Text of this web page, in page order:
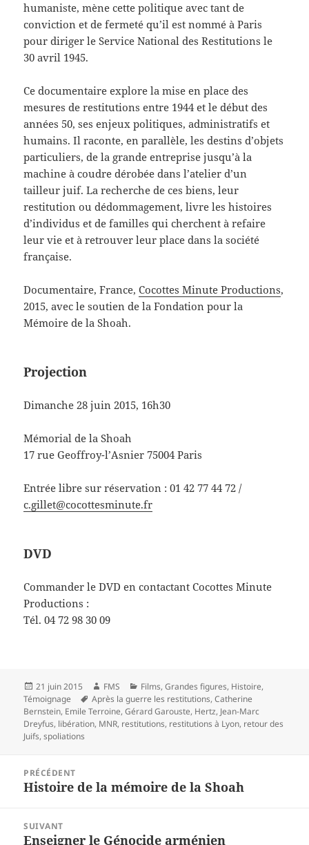
humaniste, mène cette politique avec tant de
conviction et de fermeté qu’il est nommé à Paris
pour diriger le Service National des Restitutions le
30 avril 1945.
Ce documentaire explore la mise en place des
mesures de restitutions entre 1944 et le début des
années 50, ses enjeux politiques, administratifs et
humains. Il raconte, en parallèle, les destins d’objets
particuliers, de la grande entreprise jusqu’à la
machine à coudre dérobée dans l’atelier d’un
tailleur juif. La recherche de ces biens, leur
restitution ou dédommagement, livre les histoires
d’individus et de familles qui cherchent à refaire
leur vie et à retrouver leur place dans la société
française.
Documentaire, France,Cocottes Minute Productions,
2015, avec le soutien de la Fondation pour la
Mémoire de la Shoah.
Projection
Dimanche 28 juin 2015, 16h30
Mémorial de la Shoah
17 rue Geoffroy-l’Asnier 75004 Paris
Entrée libre sur réservation : 01 42 77 44 72 /
c.gillet@cocottesminute.fr
DVD
Commander le DVD en contactant Cocottes Minute
Productions :
Tél. 04 72 98 30 09
Publié
le
21 juin 2015 Auteur
FMS Catégories
Films,Grandes figures, Histoire,
Témoignage
Mots-
clés
Après la guerre les restitutions,Catherine
Bernstein, Emile Terroine,Gérard Garouste, Hertz, Jean-Marc
Dreyfus, libération, MNR, restitutions, restitutions à Lyon, retour des
Juifs,spoliations
l’article
PRÉCÉDENT
Article
Histoire de la mémoire de la Shoah
SUIVANT
Article
Enseigner le Génocide arménien